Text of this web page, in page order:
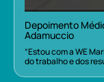
Depoimento
Adamuccio
“Estou com a WE
do trabalho e dos